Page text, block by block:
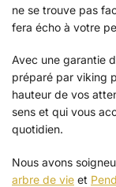
ne se trouve pas
fera écho à votre
Avec une garantie
préparé par viking
hauteur de vos
sens et qui vous
quotidien.
Nous avons
arbre de vie et